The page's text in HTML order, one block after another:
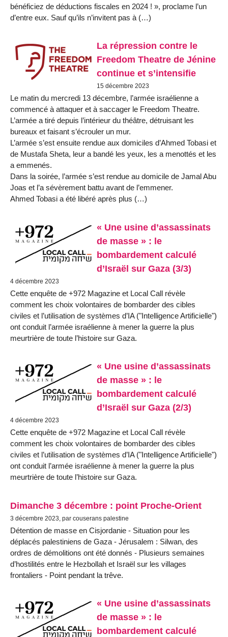
bénéficiez de déductions fiscales en 2024 ! », proclame l’un
d’entre eux. Sauf qu’ils n’invitent pas à (…)
La répression contre le
Freedom Theatre de Jénine
continue et s’intensifie
15 décembre 2023
Le matin du mercredi 13 décembre, l’armée israélienne a
commencé à attaquer et à saccager le Freedom Theatre.
L’armée a tiré depuis l’intérieur du théâtre, détruisant les
bureaux et faisant s’écrouler un mur.
L’armée s’est ensuite rendue aux domiciles d’Ahmed Tobasi et
de Mustafa Sheta, leur a bandé les yeux, les a menottés et les
a emmenés.
Dans la soirée, l’armée s’est rendue au domicile de Jamal Abu
Joas et l’a sévèrement battu avant de l’emmener.
Ahmed Tobasi a été libéré après plus (…)
« Une usine d’assassinats
de masse » : le
bombardement calculé
d’Israël sur Gaza (3/3)
4 décembre 2023
Cette enquête de +972 Magazine et Local Call révèle
comment les choix volontaires de bombarder des cibles
civiles et l’utilisation de systèmes d’IA ("Intelligence Artificielle")
ont conduit l’armée israélienne à mener la guerre la plus
meurtrière de toute l’histoire sur Gaza.
« Une usine d’assassinats
de masse » : le
bombardement calculé
d’Israël sur Gaza (2/3)
4 décembre 2023
Cette enquête de +972 Magazine et Local Call révèle
comment les choix volontaires de bombarder des cibles
civiles et l’utilisation de systèmes d’IA ("Intelligence Artificielle")
ont conduit l’armée israélienne à mener la guerre la plus
meurtrière de toute l’histoire sur Gaza.
Dimanche 3 décembre : point Proche-Orient
3 décembre 2023, par couserans palestine
Détention de masse en Cisjordanie - Situation pour les
déplacés palestiniens de Gaza - Jérusalem : Silwan, des
ordres de démolitions ont été donnés - Plusieurs semaines
d’hostilités entre le Hezbollah et Israël sur les villages
frontaliers - Point pendant la trêve.
« Une usine d’assassinats
de masse » : le
bombardement calculé